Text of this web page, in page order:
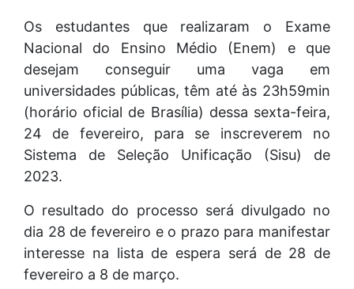
Os estudantes que realizaram o Exame
Nacional do Ensino Médio (Enem) e que
desejam conseguir uma vaga em
universidades públicas, têm até às 23h59min
(horário oficial de Brasília) dessa sexta-feira,
24 de fevereiro, para se inscreverem no
Sistema de Seleção Unificação (Sisu) de
2023.
O resultado do processo será divulgado no
dia 28 de fevereiro e o prazo para manifestar
interesse na lista de espera será de 28 de
fevereiro a 8 de março.